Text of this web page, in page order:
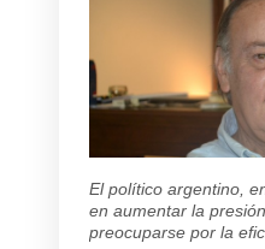
El político argentino,
en aumentar la
preocuparse por la